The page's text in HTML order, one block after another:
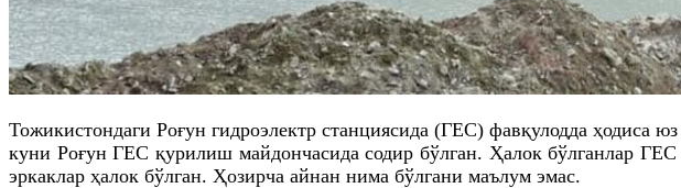
Тожикистондаги Роғун гидроэлектр станциясида (ГEС) фавқулодда
куни Роғун ГEС қурилиш майдончасида содир бўлган. Ҳалок бўлганлар
эркаклар ҳалок бўлган. Ҳозирча айнан нима бўлгани маълум эмас.